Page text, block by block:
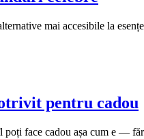
mai accesibile la
pentru cadou
poți face cadou așa cum e —